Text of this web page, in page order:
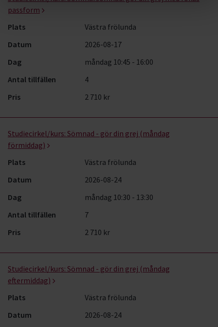
passform
Plats
Västra frölunda
Datum
2026-08-17
Dag
måndag 10:45 - 16:00
Antal tillfällen
4
Pris
2 710 kr
Studiecirkel/kurs: Sömnad - gör din grej (måndag
förmiddag)
Plats
Västra frölunda
Datum
2026-08-24
Dag
måndag 10:30 - 13:30
Antal tillfällen
7
Pris
2 710 kr
Studiecirkel/kurs: Sömnad - gör din grej (måndag
eftermiddag)
Plats
Västra frölunda
Datum
2026-08-24